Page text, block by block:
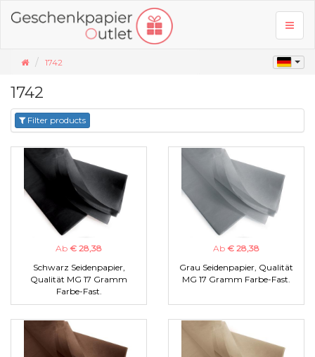
1742
1742
Filter products
Ab € 28,38
Schwarz Seidenpapier,
Qualität MG 17 Gramm
Farbe-Fast.
Ab € 28,38
Grau Seidenpapier, Qualität
MG 17 Gramm Farbe-Fast.